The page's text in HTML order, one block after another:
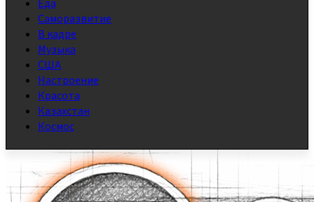
Еда
Саморазвитие
В кадре
Музыка
США
Настроение
Красота
Казахстан
Космос